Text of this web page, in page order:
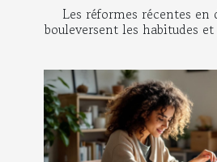
Les réformes récentes
bouleversent les habitudes